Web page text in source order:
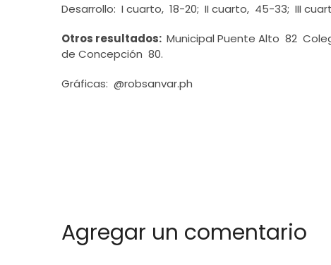
Desarrollo: I cuarto, 18-20; II cuarto, 45-33; III
Otros resultados: Municipal Puente Alto 82
de Concepción 80.
Gráficas: @robsanvar.ph
Agregar un comentario